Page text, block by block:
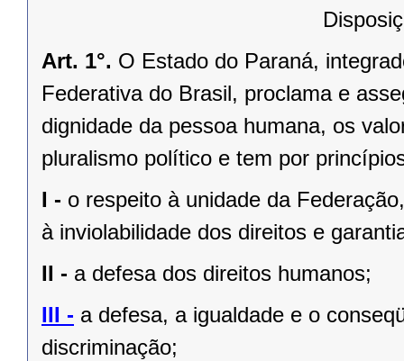
Art. 1°. O Estado do Paraná,
Federativa do Brasil, proclama e
dignidade da pessoa humana, os
pluralismo político e tem por
I - o respeito à unidade da
à inviolabilidade dos direitos e
II - a defesa dos direitos humanos;
III - a defesa, a igualdade e o
discriminação;